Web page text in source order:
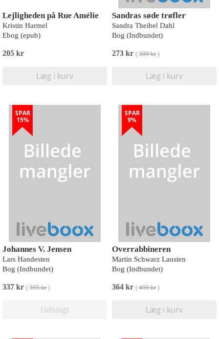
Lejligheden på Rue Amélie
Kristin Harmel
Ebog (epub)
205 kr
Læg i kurv
Sandras søde trøfler
Sandra Theibel Dahl
Bog (Indbundet)
273 kr ( 300 kr)
Læg i kurv
SPAR
15%
Johannes V. Jensen
Lars Handesten
Bog (Indbundet)
337 kr ( 395 kr)
Udsolgt
SPAR
9%
Overrabbineren
Martin Schwarz Lausten
Bog (Indbundet)
364 kr ( 400 kr)
Læg i kurv